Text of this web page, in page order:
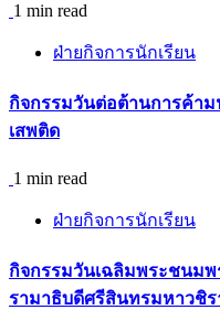
1 min read
ฝ่ายกิจการนักเรียน
กิจกรรม​วันต่อต้านการค้า
เสพติด
1 min read
ฝ่ายกิจการนักเรียน
กิจกรรมวันเฉลิมพระชนมพ
รามาธิบดีศรีสินทรมหาวชิร